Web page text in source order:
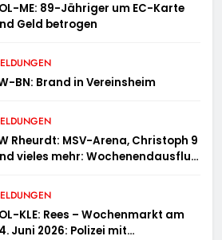
ME: 89-Jähriger um EC-Karte
Geld betrogen
BN: Brand in Vereinsheim
Rheurdt: MSV-Arena, Christoph 9
vieles mehr: Wochenendausflug
KLE: Rees – Wochenmarkt am
Juni 2026: Polizei mit